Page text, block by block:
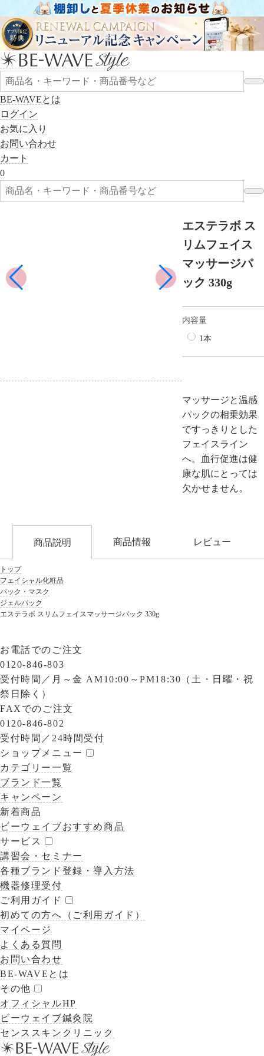
BE-WAVEとは
ログイン
お気に入り
お問い合わせ
カート
0
トップ
フェイシャル化粧品
パック・マスク
ジェルパック
エステラボ スリムフェイスマッサージパック 330g
エステラボ ス
リムフェイス
マッサージパ
ック 330g
内容量
1本
マッサージと温感
パックの相乗効果
ですっきりとした
フェイスライン
へ。血行促進は健
康な肌にとっては
欠かせません。
商品説明 商品情報 レビュー
お電話でのご注文
0120-846-803
受付時間／ 月～金 AM10:00～PM18:30（土・日曜・祝
祭日除く）
FAXでのご注文
0120-846-802
受付時間／ 24時間受付
ショップメニュー
カテゴリー一覧
ブランド一覧
キャンペーン
新着商品
ビーウェイブおすすめ商品
サービス
講習会・セミナー
各種ブランド登録・導入方法
機器修理受付
ご利用ガイド
初めての方へ（ご利用ガイド）
マイページ
よくある質問
お問い合わせ
BE-WAVEとは
その他
オフィシャルHP
ビーウェイブ鍼灸院
センススキンクリニック